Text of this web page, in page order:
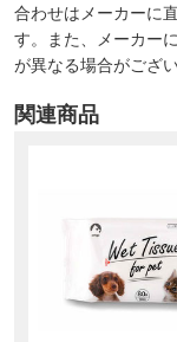
合わせはメーカーに
す。また、メーカー
が異なる場合がござい
関連商品